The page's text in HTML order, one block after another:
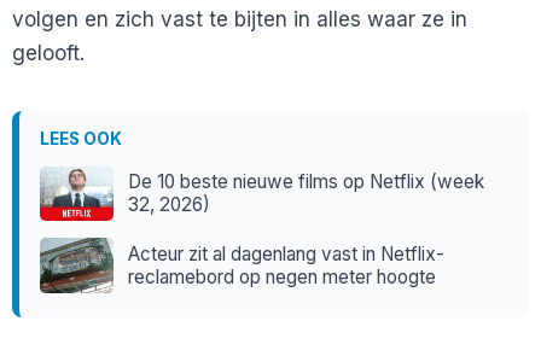
volgen en zich vast te bijten in alles waar ze in
gelooft.
LEES OOK
De 10 beste nieuwe films op Netflix (week
32, 2026)
Acteur zit al dagenlang vast in Netflix-
reclamebord op negen meter hoogte